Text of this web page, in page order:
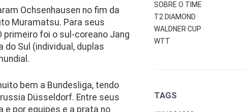
Ochsenhausen no fim da
Muramatsu. Para seus
primeiro foi o sul-coreano Jang
do Sul (individual, duplas
bem a Bundesliga, tendo
Düsseldorf. Entre seus
por equipes e a prata no
SOBRE O TIME
T2 DIAMOND
WALDNER CUP
WTT
TAGS